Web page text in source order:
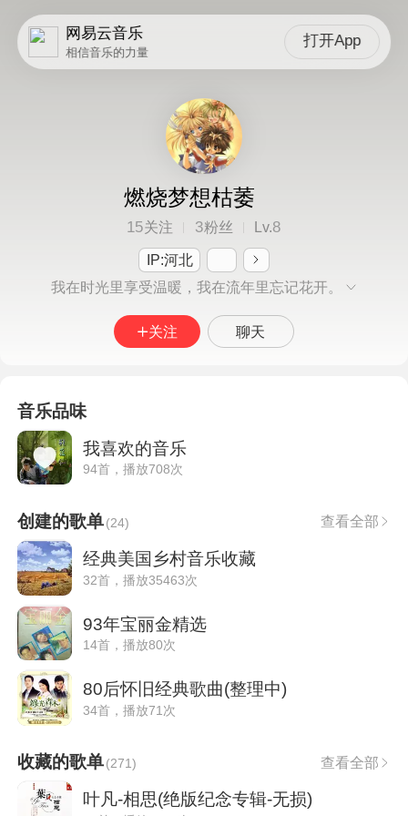
网易云音乐
相信音乐的力量
打开App
燃烧梦想枯萎
15关注 3粉丝 Lv.8
IP:河北
我在时光里享受温暖，我在流年里忘记花开。
关注 聊天
音乐品味
我喜欢的音乐
94首，播放708次
创建的歌单(24) 查看全部
经典美国乡村音乐收藏
32首，播放35463次
93年宝丽金精选
14首，播放80次
80后怀旧经典歌曲(整理中)
34首，播放71次
收藏的歌单(271) 查看全部
叶凡-相思(绝版纪念专辑-无损)